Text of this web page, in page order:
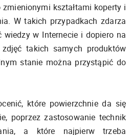
kształtami koperty i
W takich przypadkach zdarza
wiedzy w Internecie i dopiero na
takich samych produktów
stanie można przystąpić do
które powierzchnie da się
poprzez zastosowanie technik
a które najpierw trzeba